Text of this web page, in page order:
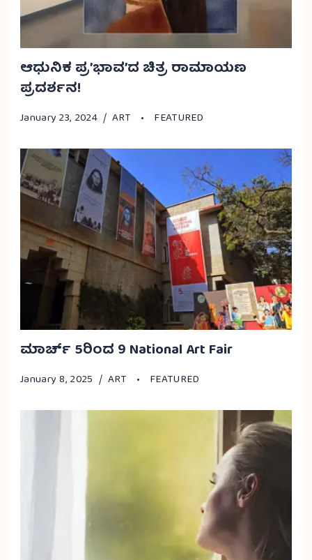
ಆಧುನಿಕ ಪ್ರ’ಭಾವ’ದ ಚಿತ್ರ ರಾಮಾಯಣ
ಪ್ರದರ್ಶನ!
January 23, 2024 ART FEATURED
ಮಾರ್ಚ್ 5ರಿಂದ 9 National Art Fair
January 8, 2025 ART FEATURED